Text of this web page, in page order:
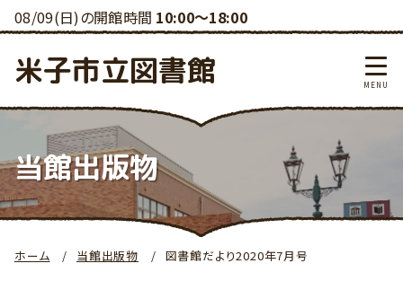
08/09(日)の開館時間 10:00～18:00
米子市立図書館
当館出版物
ホーム 当館出版物 図書館だより2020年7月号